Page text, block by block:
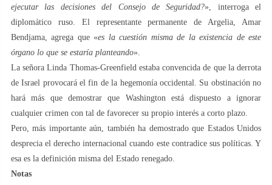
ejecutar las decisiones del Consejo de Seguridad?», interroga el
diplomático ruso. El representante permanente de Argelia, Amar
Bendjama, agrega que «es la cuestión misma de la existencia de este
órgano lo que se estaría planteando».
La señora Linda Thomas-Greenfield estaba convencida de que la derrota
de Israel provocará el fin de la hegemonía occidental. Su obstinación no
hará más que demostrar que Washington está dispuesto a ignorar
cualquier crimen con tal de favorecer su propio interés a corto plazo.
Pero, más importante aún, también ha demostrado que Estados Unidos
desprecia el derecho internacional cuando este contradice sus políticas. Y
esa es la definición misma del Estado renegado.
Notas